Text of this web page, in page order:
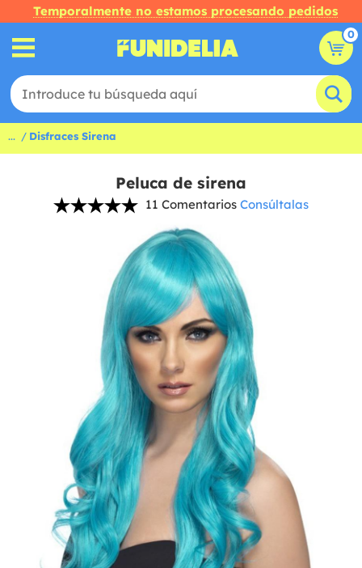
Temporalmente no estamos procesando pedidos
0
... Disfraces Sirena
Peluca de sirena
11 Comentarios Consúltalas